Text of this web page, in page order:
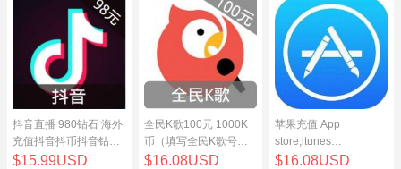
抖音直播 980钻石 海外
充值抖音抖币抖音钻98
元
$15.99USD
全民K歌100元 1000K
币（填写全民K歌号充
值）
$16.08USD
苹果充值 App
store,itunes
store,iphone,ipad中国
$16.08USD